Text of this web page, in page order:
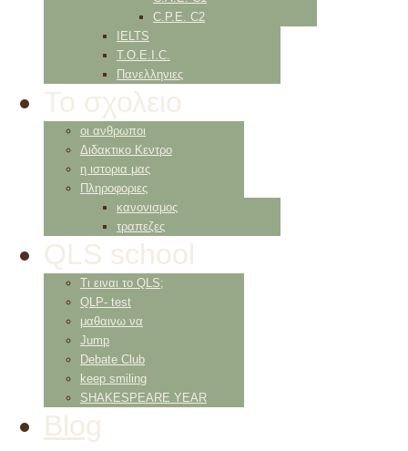
C.P.E. C2
IELTS
Τ.Ο.Ε.Ι.C.
Πανελληνιες
Το σχολειο
οι ανθρωποι
Διδακτικο Κεντρο
η ιστορια μας
Πληροφοριες
κανονισμος
τραπεζες
QLS school
Τι ειναι το QLS;
QLP- test
μαθαινω να
Jump
Debate Club
keep smiling
SHAKESPEARE YEAR
Blog